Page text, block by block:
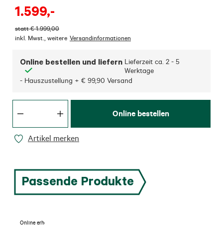
1.599,-
statt€1.999,00
inkl. Mwst.
weitere Versandinformationen
Online bestellen und liefern Lieferzeit ca. 2 - 5
Werktage
- Hauszustellung + € 99,90 Versand
Online bestellen
Artikel merken
Passende Produkte
Online erhältlich